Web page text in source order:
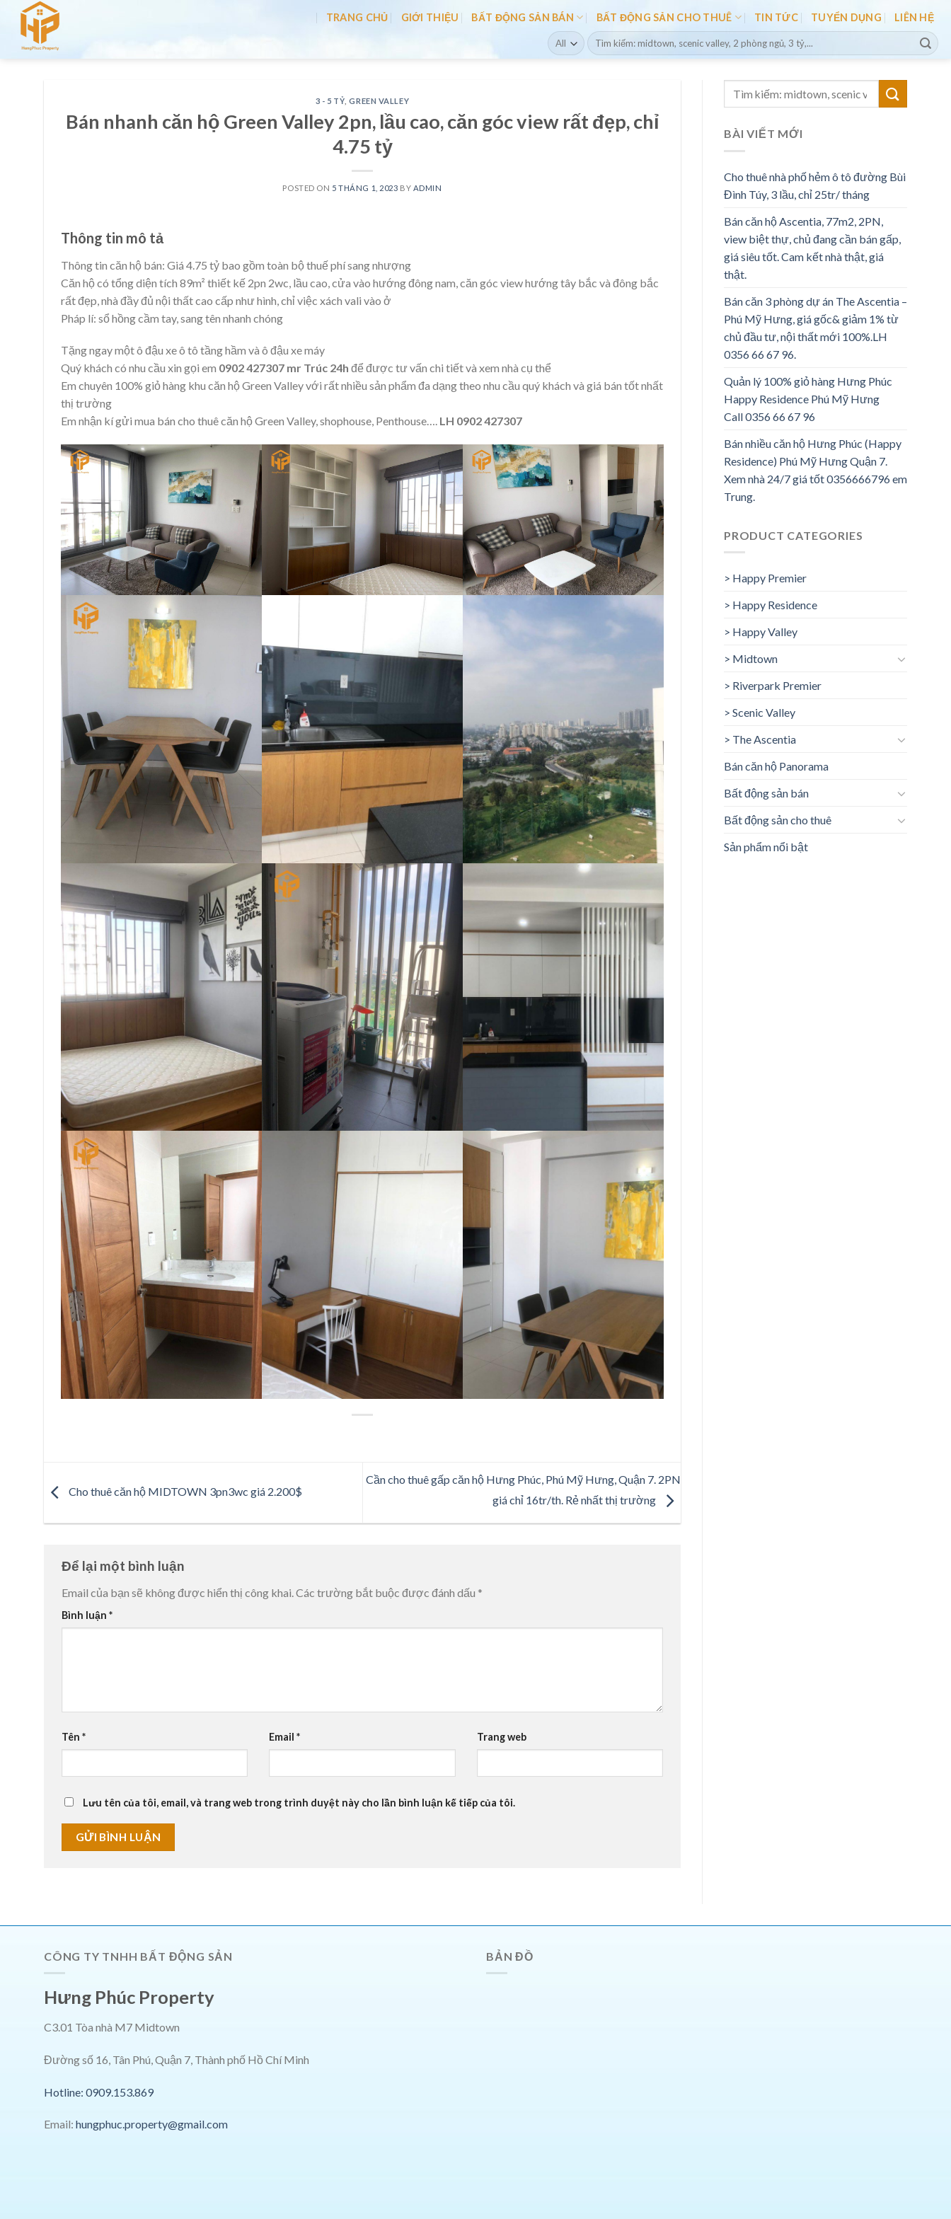
content
TRANG CHỦ GIỚI THIỆU BẤT ĐỘNG SẢN BÁN BẤT ĐỘNG SẢN CHO THUÊ TIN TỨC TUYỂN DỤNG LIÊN HỆ
Search
for:
3 - 5 TỶ ,GREEN VALLEY
Bán nhanh căn hộ Green Valley 2pn, lầu cao, căn góc view rất đẹp, chỉ
4.75 tỷ
POSTED ON 5 THÁNG 1, 2023 BY ADMIN
Thông tin mô tả
Thông tin căn hộ bán: Giá 4.75 tỷ bao gồm toàn bộ thuế phí sang nhượng
Căn hộ có tổng diện tích 89m² thiết kế 2pn 2wc, lầu cao, cửa vào hướng đông nam, căn góc view hướng tây bắc và đông bắc
rất đẹp, nhà đầy đủ nội thất cao cấp như hình, chỉ việc xách vali vào ở
Pháp lí: sổ hồng cầm tay, sang tên nhanh chóng
Tặng ngay một ô đậu xe ô tô tầng hầm và ô đậu xe máy
Quý khách có nhu cầu xin gọi em 0902 427307 mr Trúc 24h để được tư vấn chi tiết và xem nhà cụ thể
Em chuyên 100% giỏ hàng khu căn hộ Green Valley với rất nhiều sản phẩm đa dạng theo nhu cầu quý khách và giá bán tốt nhất
thị trường
Em nhận kí gửi mua bán cho thuê căn hộ Green Valley, shophouse, Penthouse…. LH 0902 427307
Cho thuê căn hộ MIDTOWN 3pn3wc giá 2.200$
Cần cho thuê gấp căn hộ Hưng Phúc, Phú Mỹ Hưng, Quận 7. 2PN
giá chỉ 16tr/th. Rẻ nhất thị trường
Để lại một bình luận
Email của bạn sẽ không được hiển thị công khai.Các trường bắt buộc được đánh dấu *
Bình luận *
Tên * Email* Trang web
Lưu tên của tôi, email, và trang web trong trình duyệt này cho lần bình luận kế tiếp của tôi.
BÀI VIẾT MỚI
Cho thuê nhà phố hẻm ô tô đường Bùi
Đình Túy, 3 lầu, chỉ 25tr/ tháng
Bán căn hộ Ascentia, 77m2, 2PN,
view biệt thự, chủ đang cần bán gấp,
giá siêu tốt. Cam kết nhà thật, giá
thật.
Bán căn 3 phòng dự án The Ascentia –
Phú Mỹ Hưng, giá gốc& giảm 1% từ
chủ đầu tư, nội thất mới 100%.LH
0356 66 67 96.
Quản lý 100% giỏ hàng Hưng Phúc
Happy Residence Phú Mỹ Hưng
Call 0356 66 67 96
Bán nhiều căn hộ Hưng Phúc (Happy
Residence) Phú Mỹ Hưng Quận 7.
Xem nhà 24/7 giá tốt 0356666796 em
Trung.
PRODUCT CATEGORIES
> Happy Premier
> Happy Residence
> Happy Valley
> Midtown
> Riverpark Premier
> Scenic Valley
> The Ascentia
Bán căn hộ Panorama
Bất động sản bán
Bất động sản cho thuê
Sản phẩm nổi bật
CÔNG TY TNHH BẤT ĐỘNG SẢN
Hưng Phúc Property
C3.01 Tòa nhà M7 Midtown
Đường số 16, Tân Phú, Quận 7, Thành phố Hồ Chí Minh
Hotline: 0909.153.869
Email: hungphuc.property@gmail.com
BẢN ĐỒ